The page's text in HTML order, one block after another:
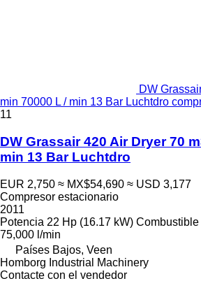
DW
min 70000 L / min 13 Bar Luchtdro
11
DW Grassair 420 Air Dryer 70
min 13 Bar Luchtdro
EUR 2,750 ≈ MX$54,690 ≈ USD 3,177
Compresor estacionario
2011
Potencia 22 Hp (16.17 kW) Combustible
75,000 l/min
Países Bajos, Veen
Homborg Industrial Machinery
Contacte con el vendedor